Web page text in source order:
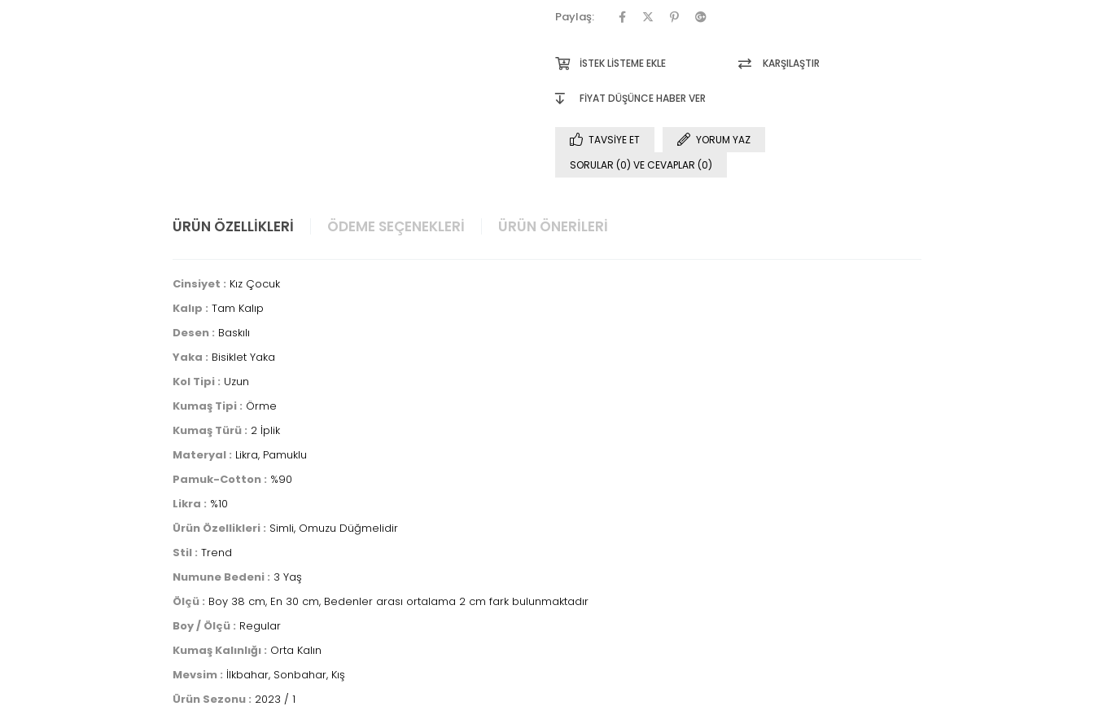
Paylaş:
İSTEK LISTEME EKLE KARŞILAŞTIR
FIYAT DÜŞÜNCE HABER VER
TAVSIYE ET
YORUM YAZ
SORULAR (0) VE CEVAPLAR (0)
ÜRÜN ÖZELLIKLERI ÖDEME SEÇENEKLERI ÜRÜN ÖNERILERI
Cinsiyet : Kız Çocuk
Kalıp : Tam Kalıp
Desen : Baskılı
Yaka : Bisiklet Yaka
Kol Tipi : Uzun
Kumaş Tipi : Örme
Kumaş Türü : 2 İplik
Materyal : Likra, Pamuklu
Pamuk-Cotton : %90
Likra : %10
Ürün Özellikleri : Simli, Omuzu Düğmelidir
Stil : Trend
Numune Bedeni : 3 Yaş
Ölçü : Boy 38 cm, En 30 cm, Bedenler arası ortalama 2 cm fark bulunmaktadır
Boy / Ölçü : Regular
Kumaş Kalınlığı : Orta Kalın
Mevsim : İlkbahar, Sonbahar, Kış
Ürün Sezonu : 2023 / 1